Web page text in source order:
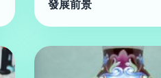
發展前景